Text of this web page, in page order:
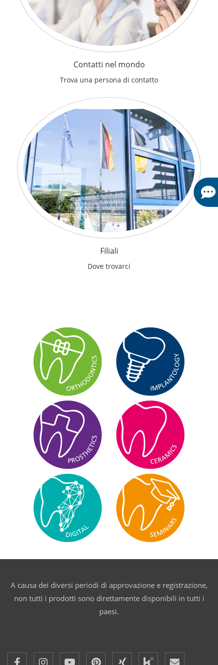
Contatti nel mondo
Trova una persona di contatto
Filiali
Dove trovarci
A causa dei diversi periodi di approvazione e registrazione,
non tutti i prodotti sono direttamente disponibili in tutti i
paesi.